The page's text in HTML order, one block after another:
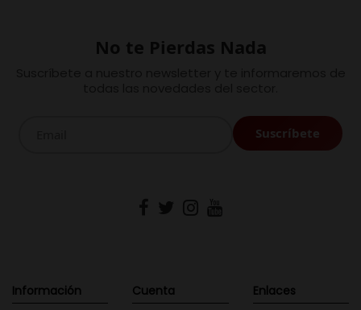
No te Pierdas Nada
Información
Cuenta
Enlaces